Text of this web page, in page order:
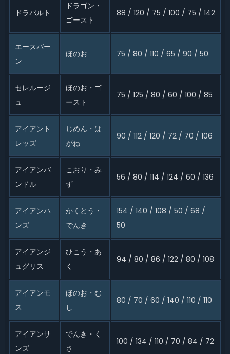
ドラパルト
ドラゴン・
ゴースト
88 / 120 / 75 / 100 / 75 / 142
エースバー
ン
ほのお 75 / 80 / 110 / 65 / 90 / 50
セレルージ
ュ
ほのお・ゴ
ースト
75 / 125 / 80 / 60 / 100 / 85
アイアント
レッズ
じめん・は
がね
90 / 112 / 120 / 72 / 70 / 106
アイアンバ
ンドル
こおり・み
ず
56 / 80 / 114 / 124 / 60 / 136
アイアンハ
ンズ
かくとう・
でんき
154 / 140 / 108 / 50 / 68 /
50
アイアンジ
ュグリス
ひこう・あ
く
94 / 80 / 86 / 122 / 80 / 108
アイアンモ
ス
ほのお・む
し
80 / 70 / 60 / 140 / 110 / 110
アイアンサ
ンズ
でんき・く
さ
100 / 134 / 110 / 70 / 84 / 72